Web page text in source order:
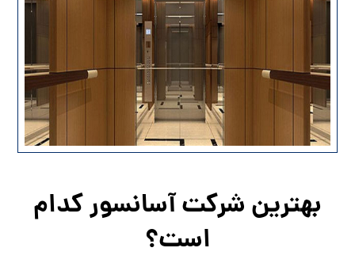
بهترین شرکت آسانسور کدام
است؟